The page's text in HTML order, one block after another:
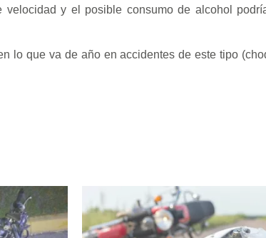
y el posible consumo de alcohol
lo que va de año en accidentes de este tipo